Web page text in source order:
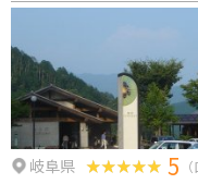
岐阜県 5